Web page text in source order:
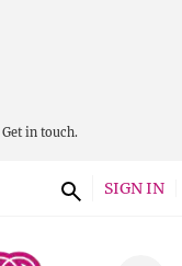
Get in touch.
SIGN IN